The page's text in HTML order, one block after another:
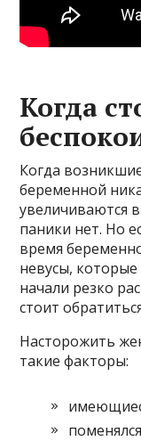
Когда
Когда
беременной
увеличиваются
паники нет. Но
время
невусы,
начали резко
стоит
Насторожить
такие факторы: